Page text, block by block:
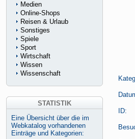
ID:
Medien
Online-Shops
Reisen & Urlaub
Sonstiges
Spiele
Sport
Wirtschaft
Wissen
Wissenschaft
STATISTIK
Eine Übersicht über die im
Webkatalog vorhandenen
Einträge und Kategorien: